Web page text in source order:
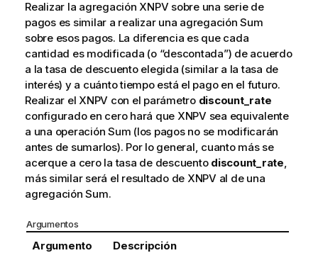
Realizar la agregación XNPV sobre una serie de
pagos es similar a realizar una agregación Sum
sobre esos pagos. La diferencia es que cada
cantidad es modificada (o “descontada”) de acuerdo
a la tasa de descuento elegida (similar a la tasa de
interés) y a cuánto tiempo está el pago en el futuro.
Realizar el XNPV con el parámetro discount_rate
configurado en cero hará que XNPV sea equivalente
a una operación Sum (los pagos no se modificarán
antes de sumarlos). Por lo general, cuanto más se
acerque a cero la tasa de descuento discount_rate,
más similar será el resultado de XNPV al de una
agregación Sum.
Argumentos
Argumento Descripción